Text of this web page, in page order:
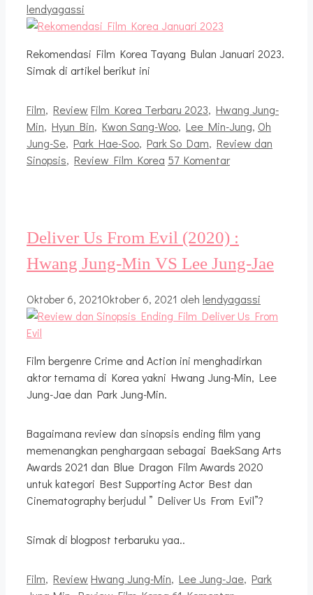
lendyagassi
Rekomendasi Film Korea Tayang Bulan Januari 2023.
Simak di artikel berikut ini
Kategori
Film, Review Tag
Film Korea Terbaru 2023, Hwang Jung-
Min, Hyun Bin, Kwon Sang-Woo, Lee Min-Jung, Oh
Jung-Se, Park Hae-Soo, Park So Dam, Review dan
Sinopsis, Review Film Korea 57 Komentar
Deliver Us From Evil (2020) :
Hwang Jung-Min VS Lee Jung-Jae
Oktober 6, 2021Oktober 6, 2021 oleh lendyagassi
Film bergenre Crime and Action ini menghadirkan
aktor ternama di Korea yakni Hwang Jung-Min, Lee
Jung-Jae dan Park Jung-Min.
Bagaimana review dan sinopsis ending film yang
memenangkan penghargaan sebagai BaekSang Arts
Awards 2021 dan Blue Dragon Film Awards 2020
untuk kategori Best Supporting Actor Best dan
Cinematography berjudul ” Deliver Us From Evil”?
Simak di blogpost terbaruku yaa..
Kategori
Film, Review Tag
Hwang Jung-Min, Lee Jung-Jae, Park